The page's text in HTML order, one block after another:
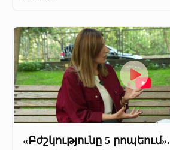
«Բժշկությունը 5 րոպեում».